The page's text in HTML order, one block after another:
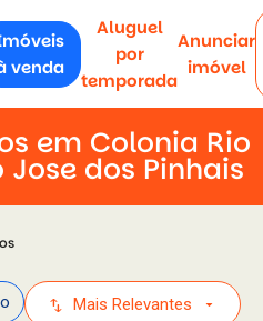
venda
Aluguel
por
temporada
Anunciar
imóvel
em Colonia Rio
dos Pinhais
swap_vert Mais Relevantes arrow_drop_down